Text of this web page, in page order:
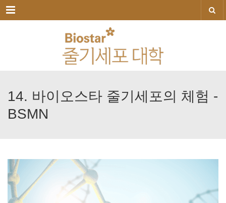
메뉴
14. 바이오스타 줄기세포의 체험 -
BSMN